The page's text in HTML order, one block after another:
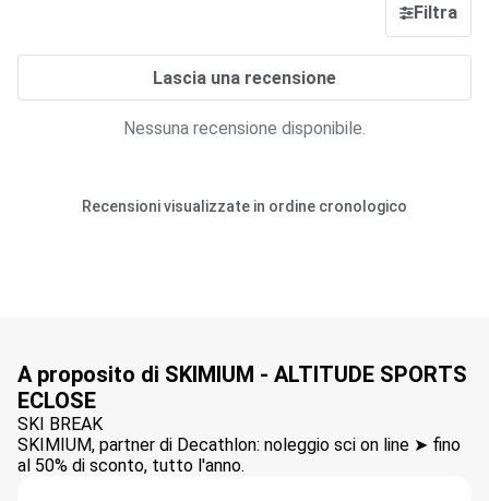
Filtra
Lascia una recensione
Nessuna recensione disponibile.
Recensioni visualizzate in ordine cronologico
A proposito di SKIMIUM - ALTITUDE SPORTS
ECLOSE
SKI BREAK
SKIMIUM, partner di Decathlon: noleggio sci on line ➤ fino
al 50% di sconto, tutto l'anno.